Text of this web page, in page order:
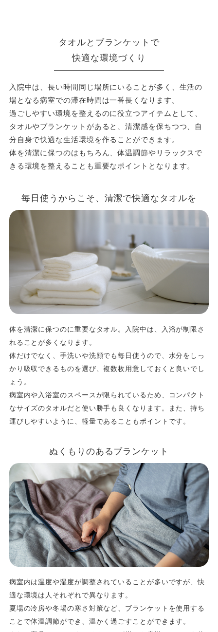
タオルとブランケットで
快適な環境づくり
入院中は、長い時間同じ場所にいることが多く、生活の
場となる病室での滞在時間は一番長くなります。
過ごしやすい環境を整えるのに役立つアイテムとして、
タオルやブランケットがあると、清潔感を保ちつつ、自
分自身で快適な生活環境を作ることができます。
体を清潔に保つのはもちろん、体温調節やリラックスで
きる環境を整えることも重要なポイントとなります。
毎日使うからこそ、清潔で快適なタオルを
体を清潔に保つのに重要なタオル。入院中は、入浴が制限さ
れることが多くなります。
体だけでなく、手洗いや洗顔でも毎日使うので、水分をしっ
かり吸収できるものを選び、複数枚用意しておくと良いでし
ょう。
病室内や入浴室のスペースが限られているため、コンパクト
なサイズのタオルだと使い勝手も良くなります。また、持ち
運びしやすいように、軽量であることもポイントです。
ぬくもりのあるブランケット
病室内は温度や湿度が調整されていることが多いですが、快
適な環境は人それぞれで異なります。
夏場の冷房や冬場の寒さ対策など、ブランケットを使用する
ことで体温調節ができ、温かく過ごすことができます。